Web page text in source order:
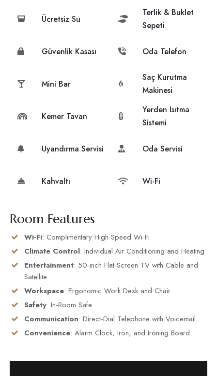
Ücretsiz Su
Terlik & Buklet
Sepeti
Güvenlik Kasası Oda Telefon
Mini Bar
Saç Kurutma
Makinesi
Kemer Tavan
Yerden Isıtma
Sistemi
Uyandırma Servisi Oda Servisi
Kahvaltı Wi-Fi
Room Features
Wi-Fi: Complimentary High-Speed Wi-Fi
Climate Control: Individual Air Conditioning and Heating
Entertainment: 50-inch Flat-Screen TV with Cable and
Satellite
Workspace: Ergonomic Work Desk and Chair
Safety: In-Room Safe
Communication: Direct-Dial Telephone with Voicemail
Convenience: Alarm Clock, Iron, and Ironing Board